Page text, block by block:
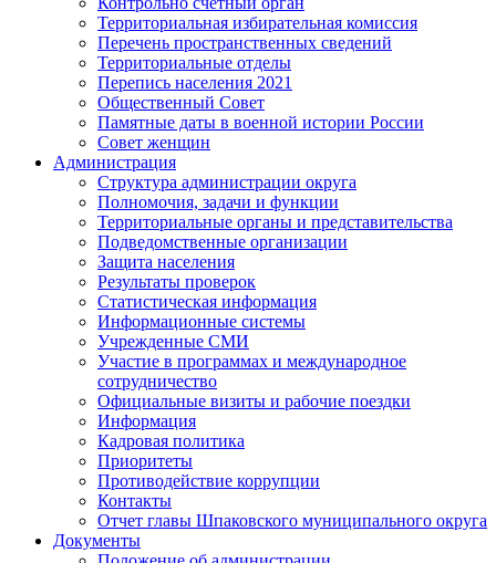
Территориальная избирательная комиссия
Перечень пространственных сведений
Территориальные отделы
Перепись населения 2021
Общественный Совет
Памятные даты в военной истории России
Совет женщин
Администрация
Структура администрации округа
Полномочия, задачи и функции
Территориальные органы и представительства
Подведомственные организации
Защита населения
Результаты проверок
Статистическая информация
Информационные системы
Учрежденные СМИ
Участие в программах и международное
сотрудничество
Официальные визиты и рабочие поездки
Информация
Кадровая политика
Приоритеты
Противодействие коррупции
Контакты
Отчет главы Шпаковского муниципального округа
Документы